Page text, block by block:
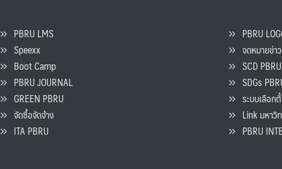
PBRU LMS
Speexx
Boot Camp
PBRU JOURNAL
GREEN PBRU
จัดซื้อจัดจ้าง
ITA PBRU
PBRU
จดหมายข่า
SCD PBRU
SDGs
ระบบเลือก
Link มหาวิท
PBRU